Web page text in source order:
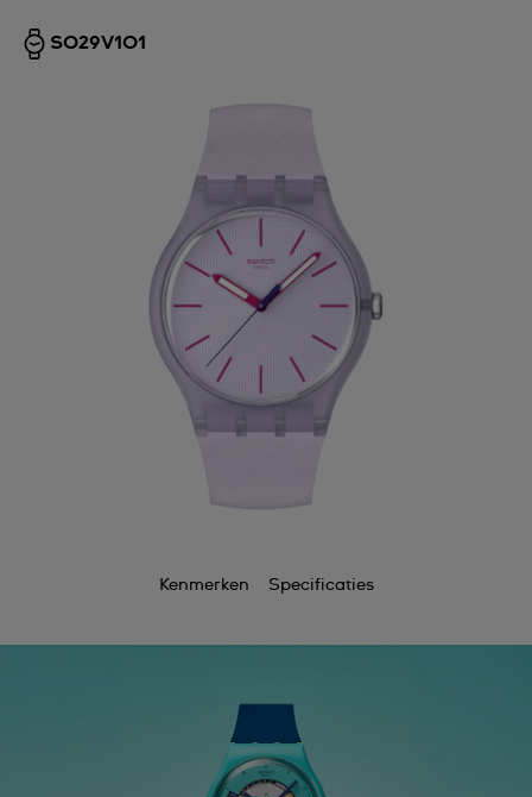
SO29V101
Kenmerken Specificaties